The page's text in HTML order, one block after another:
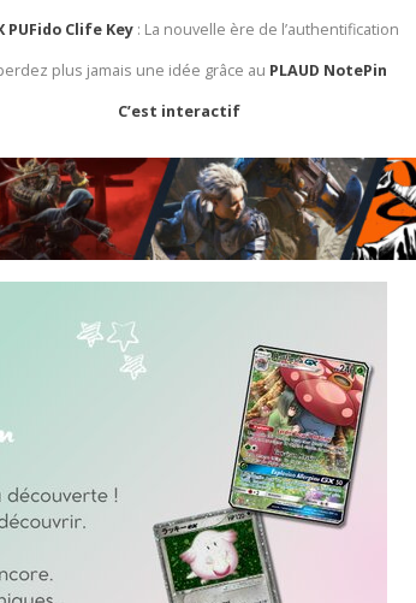
PUFido Clife Key : La nouvelle ère de l’authentification
plus jamais une idée grâce au PLAUD NotePin
C’est interactif